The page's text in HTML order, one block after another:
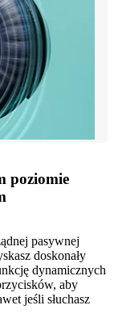
poziomie
pasywnej
doskonały
dynamicznych
aby
jeśli słuchasz